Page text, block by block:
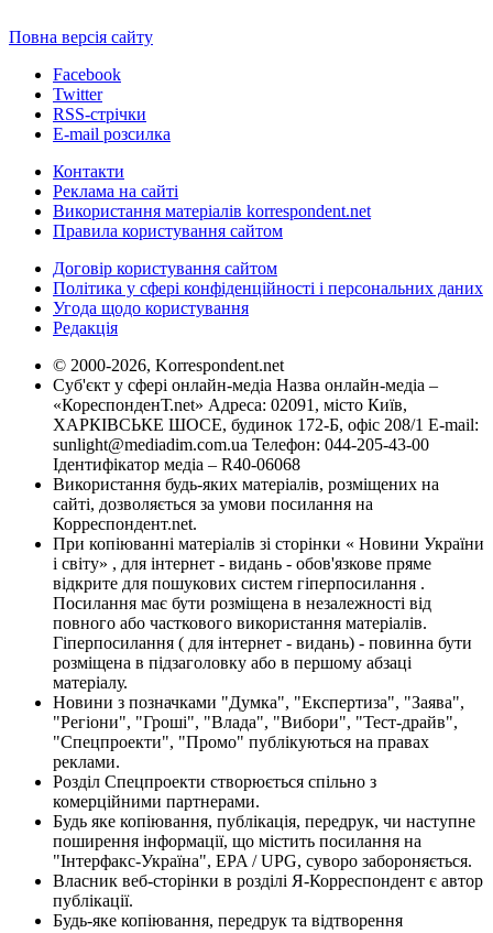
Повна версія сайту
Facebook
Twitter
RSS-стрічки
E-mail розсилка
Контакти
Реклама на сайті
Використання матеріалів korrespondent.net
Правила користування сайтом
Договір користування сайтом
Політика у сфері конфіденційності і персональних даних
Угода щодо користування
Редакція
© 2000-2026, Korrespondent.net
Суб'єкт у сфері онлайн-медіа Назва онлайн-медіа –
«КореспонденТ.net» Адреса: 02091, місто Київ,
ХАРКІВСЬКЕ ШОСЕ, будинок 172-Б, офіс 208/1 E-mail:
sunlight@mediadim.com.ua Телефон: 044-205-43-00
Ідентифікатор медіа – R40-06068
Використання будь-яких матеріалів, розміщених на
сайті, дозволяється за умови посилання на
Корреспондент.net.
При копіюванні матеріалів зі сторінки « Новини України
і світу» , для інтернет - видань - обов'язкове пряме
відкрите для пошукових систем гіперпосилання .
Посилання має бути розміщена в незалежності від
повного або часткового використання матеріалів.
Гіперпосилання ( для інтернет - видань) - повинна бути
розміщена в підзаголовку або в першому абзаці
матеріалу.
Новини з позначками "Думка", "Експертиза", "Заява",
"Регіони", "Гроші", "Влада", "Вибори", "Тест-драйв",
"Спецпроекти", "Промо" публікуються на правах
реклами.
Розділ Спецпроекти створюється спільно з
комерційними партнерами.
Будь яке копіювання, публікація, передрук, чи наступне
поширення інформації, що містить посилання на
"Інтерфакс-Україна", EPA / UPG, суворо забороняється.
Власник веб-сторінки в розділі Я-Корреспондент є автор
публікації.
Будь-яке копіювання, передрук та відтворення